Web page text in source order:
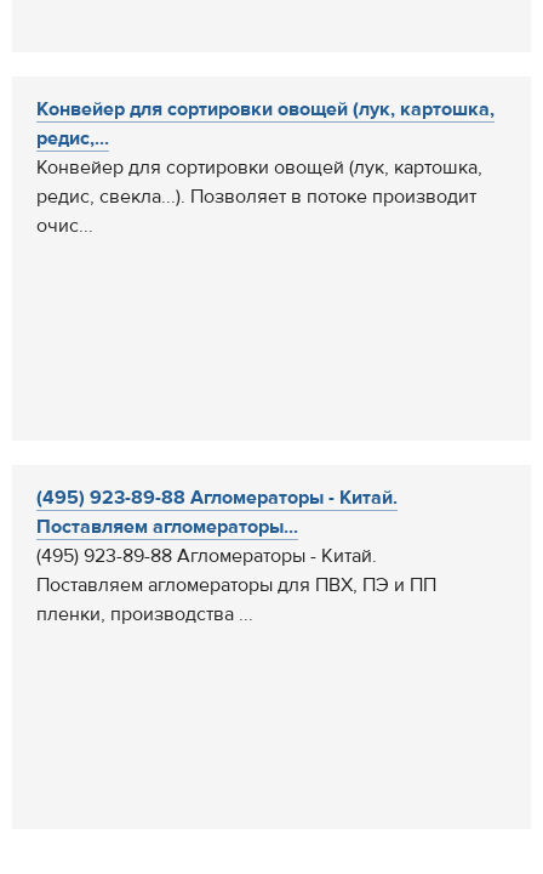
Конвейер для сортировки овощей (лук, картошка,
редис,...
Конвейер для сортировки овощей (лук, картошка,
редис, свекла...). Позволяет в потоке производит
очис...
(495) 923-89-88 Агломераторы - Китай.
Поставляем агломераторы...
(495) 923-89-88 Агломераторы - Китай.
Поставляем агломераторы для ПВХ, ПЭ и ПП
пленки, производства ...